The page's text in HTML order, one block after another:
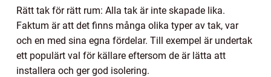
Rätt tak för rätt rum: Alla tak är inte skapade lika.
Faktum är att det finns många olika typer av tak, var
och en med sina egna fördelar. Till exempel är undertak
ett populärt val för källare eftersom de är lätta att
installera och ger god isolering.